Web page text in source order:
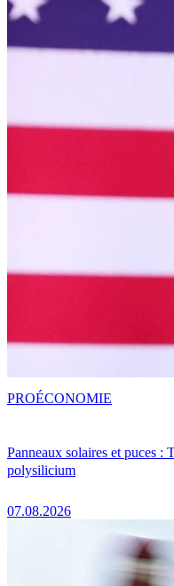
Panneaux solaires et puces :
polysilicium
07.08.2026
PROÉCONOMIE